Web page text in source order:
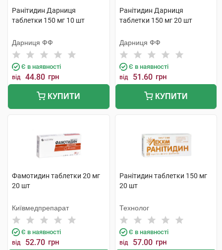
Ранітидин Дарниця
таблетки 150 мг 10 шт
Дарниця ФФ
Є в наявності
від 44.80 грн
КУПИТИ
Ранітидин Дарниця
таблетки 150 мг 20 шт
Дарниця ФФ
Є в наявності
від 51.60 грн
КУПИТИ
Фамотидин таблетки 20 мг
20 шт
Київмедпрепарат
Є в наявності
від 52.70 грн
Ранітидин таблетки 150 мг
20 шт
Технолог
Є в наявності
від 57.00 грн